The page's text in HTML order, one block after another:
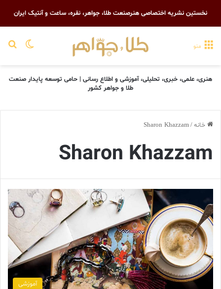
نخستین نشریه اختصاصی هنرصنعت طلا، جواهر، نقره، ساعت و آنتیک ایران
تغییر منو
هنری، علمی، خبری، تحلیلی، آموزشی و اطلاع رسانی | حامی توسعه پایدار صنعت
طلا و جواهر کشور
خانه/
Sharon Khazzam
Sharon Khazzam
آموزشی